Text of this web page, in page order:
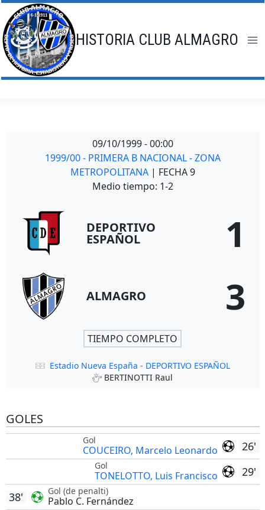
Saltar
al
contenido
HISTORIA CLUB ALMAGRO
09/10/1999 - 00:00
1999/00 - PRIMERA B NACIONAL - ZONA
METROPOLITANA | FECHA 9
Medio tiempo: 1-2
DEPORTIVO
ESPAÑOL 1
ALMAGRO 3
TIEMPO COMPLETO
Estadio Nueva España - DEPORTIVO ESPAÑOL
BERTINOTTI Raul
GOLES
26'
Gol
COUCEIRO, Marcelo Leonardo
29'
Gol
TONELOTTO, Luis Francisco
Gol (de penalti)
Pablo C. Fernández
38'